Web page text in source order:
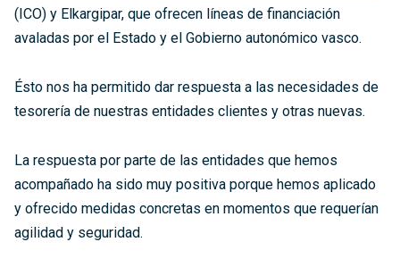
(ICO) y Elkargipar, que ofrecen líneas de financiación
avaladas por el Estado y el Gobierno autonómico vasco.
Ésto nos ha permitido dar respuesta a las necesidades de
tesorería de nuestras entidades clientes y otras nuevas.
La respuesta por parte de las entidades que hemos
acompañado ha sido muy positiva porque hemos aplicado
y ofrecido medidas concretas en momentos que requerían
agilidad y seguridad.